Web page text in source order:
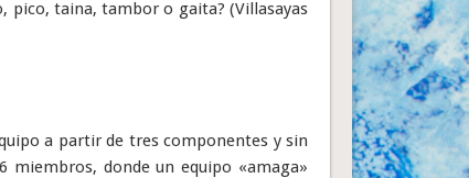
pico, taina, tambor o gaita? (Villasayas
a partir de tres componentes y sin
miembros, donde un equipo «amaga»